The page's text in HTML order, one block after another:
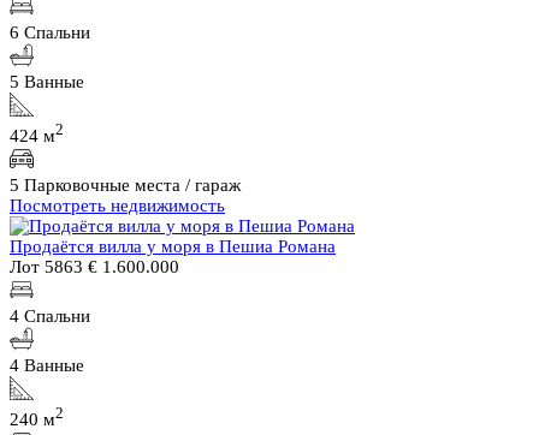
6 Спальни
5 Ванные
424 м2
5 Парковочные места / гараж
Посмотреть недвижимость
Продаётся вилла у моря в Пешиа Романа
Лот 5863 € 1.600.000
4 Спальни
4 Ванные
240 м2